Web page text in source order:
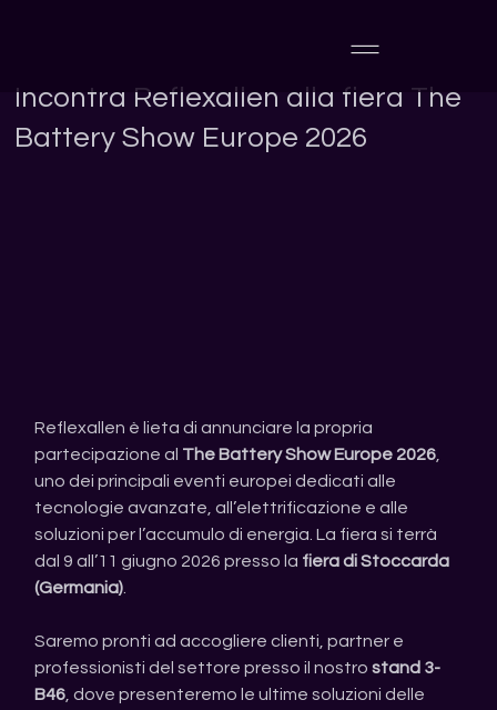
Incontra Reflexallen alla fiera The
Battery Show Europe 2026
Reflexallen è lieta di annunciare la propria
partecipazione al The Battery Show Europe 2026
uno dei principali eventi europei dedicati alle
tecnologie avanzate, all’elettrificazione e alle
soluzioni per l’accumulo di energia. La fiera si terrà
dal 9 all’11 giugno 2026 presso la fiera di Stoccarda
(Germania)
Saremo pronti ad accogliere clienti, partner e
professionisti del settore presso il nostro stand 3-
B46 , dove presenteremo le ultime soluzioni delle